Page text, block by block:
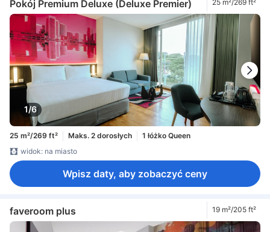
Pokój Premium Deluxe (Deluxe Premier) 25 m²/269 ft²
1/6
25 m²/269 ft² Maks. 2 dorosłych
1 łóżko Queen
widok: na miasto
Wpisz daty, aby zobaczyć ceny
faveroom plus 19 m²/205 ft²